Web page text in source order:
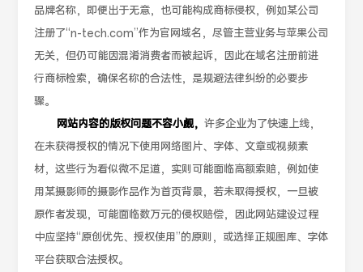
品牌名称，即便出于无意，也可能构成商标侵权，例如某公司
注册了“n-tech.com”作为官网域名，尽管主营业务与苹果公司
无关，但仍可能因混淆消费者而被起诉，因此在域名注册前进
行商标检索，确保名称的合法性，是规避法律纠纷的必要步
骤。
网站内容的版权问题不容小觑，许多企业为了快速上线，
在未获得授权的情况下使用网络图片、字体、文章或视频素
材，这些行为看似微不足道，实则可能面临高额索赔，例如使
用某摄影师的摄影作品作为首页背景，若未取得授权，一旦被
原作者发现，可能面临数万元的侵权赔偿，因此网站建设过程
中应坚持“原创优先、授权使用”的原则，或选择正规图库、字体
平台获取合法授权。